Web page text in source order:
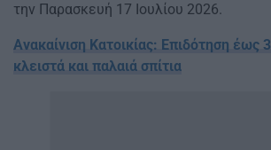
την Παρασκευή 17 Ιουλίου 2026.
Ανακαίνιση Κατοικίας: Επιδότηση έως
κλειστά και παλαιά σπίτια